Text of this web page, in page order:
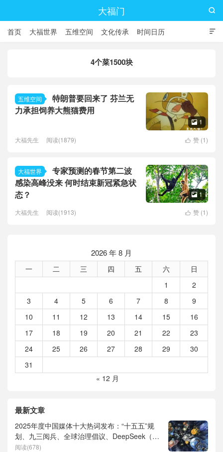
大福门

首页 大福世界 五维空间 文化传承 时间日历

4个菜1500块
五维空间
特朗普要回来了 芬兰无
力承担饲养大熊猫费用
 1
 赞 (1)
大福先生 阅读(1879)
大福世界
专家预测的春节第二波
感染高峰没来 何时结束新冠紧急状
态？
 1
 赞 (1)
大福先生 阅读(1913)
2026 年 8 月
一 二 三 四 五 六
日
1
2
3
4 5 6 7 8
9
10
11 12 13 14 15
16
17
18 19 20 21 22
23
24
25 26 27 28 29
30
31
« 12 月
最新文章
2025年度中国媒体十大热词发布：“十五五”规
划、九三阅兵、全球治理倡议、DeepSeek（深
度求索）、人形机器人、苏超、票根经济、育
阅读(678)